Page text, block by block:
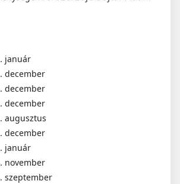
január
december
december
december
augusztus
december
január
november
szeptember